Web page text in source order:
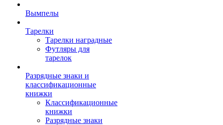
Вымпелы
Тарелки
Тарелки наградные
Футляры для
тарелок
Разрядные знаки и
классификационные
книжки
Классификационные
книжки
Разрядные знаки